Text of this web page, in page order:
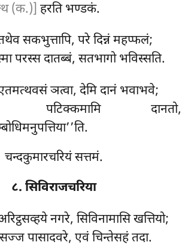
(क.)] हरति भण्डकं.
सकभुत्तापि, परे दिन्नं महप्फलं;
परस्स दातब्बं, सतभागो भविस्सति.
ञत्वा, देमि दानं भवाभवे;
पटिक्कमामि दानतो,
चन्दकुमारचरियं सत्तमं.
८. सिविराजचरिया
नगरे, सिविनामासि खत्तियो;
पासादवरे, एवं चिन्तेसहं तदा.